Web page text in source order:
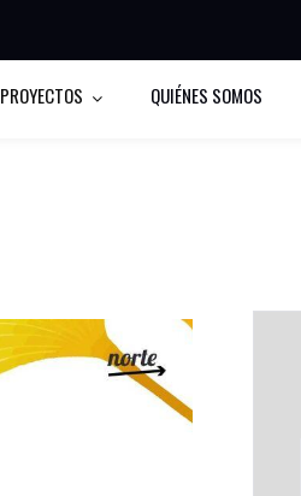
PROYECTOS QUIÉNES SOMOS